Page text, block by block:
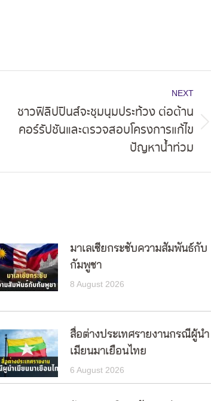
NEXT
Next
ชาวฟิลิปปินส์จะชุมนุมประท้วง ต่อต้าน
คอร์รัปชันและตรวจสอบโครงการแก้ไข
ปัญหาน้ำท่วม
มาเลเซียกระชับความสัมพันธ์กับ
กัมพูชา
8 August 2026
สื่อต่างประเทศรายงานกรณีผู้นำ
เมียนมาเยือนไทย
6 August 2026